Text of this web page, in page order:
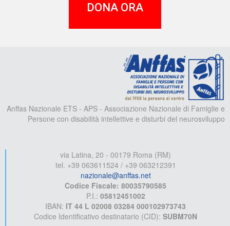
DONA ORA
Anffas Nazionale ETS - APS - Associazione Nazionale di Famiglie e
Persone con disabilità intellettive e disturbi del neurosviluppo
via Latina, 20 - 00179 Roma (RM)
tel. +39 063611524 / +39 063212391
nazionale@anffas.net
Codice Fiscale: 80035790585
P.I.: 05812451002
IBAN: IT 44 L 02008 03284 000102973743
Codice Identificativo destinatario (CID): SUBM70N